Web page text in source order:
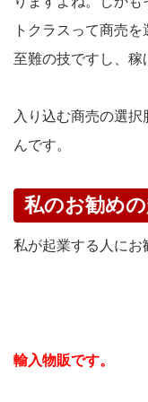
トクラスって商売
至難の技ですし、稼
入り込む商売の選
んです。
私のお勧め
私が起業する人にお
輸入物販です。